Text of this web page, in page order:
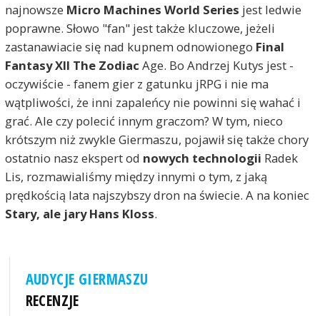
najnowsze Micro Machines World Series jest ledwie
poprawne. Słowo "fan" jest także kluczowe, jeżeli
zastanawiacie się nad kupnem odnowionego Final
Fantasy XII The Zodiac Age. Bo Andrzej Kutys jest -
oczywiście - fanem gier z gatunku jRPG i nie ma
wątpliwości, że inni zapaleńcy nie powinni się wahać i
grać. Ale czy polecić innym graczom? W tym, nieco
krótszym niż zwykle Giermaszu, pojawił się także chory
ostatnio nasz ekspert od nowych technologii Radek
Lis, rozmawialiśmy między innymi o tym, z jaką
prędkością lata najszybszy dron na świecie. A na koniec
Stary, ale jary Hans Kloss.
AUDYCJE GIERMASZU
RECENZJE